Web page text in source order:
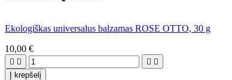
Ekologiškas universalus balzamas ROSE OTTO, 30 g
10,00 €
   
Į krepšelį